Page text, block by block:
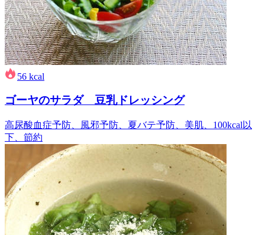
56 kcal
ゴーヤのサラダ 豆乳ドレッシング
高尿酸血症予防、風邪予防、夏バテ予防、美肌、100kcal以
下、節約